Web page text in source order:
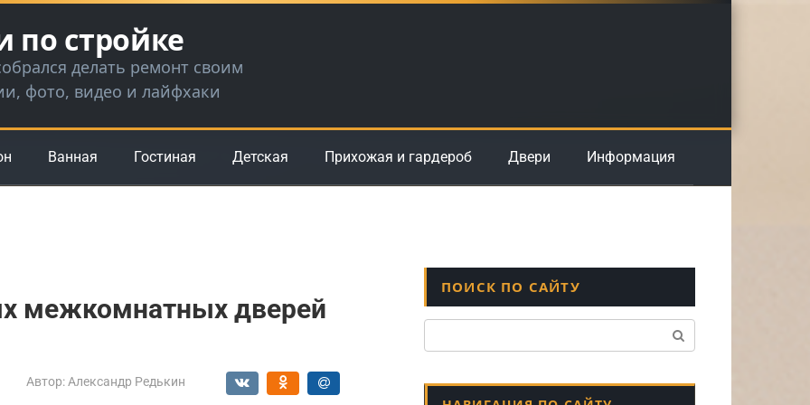
по стройке
делать ремонт своим
фото, видео и лайфхаки
Ванная Гостиная Детская Прихожая и гардероб Двери Информация
межкомнатных дверей
Автор: Александр Редькин
ПОИСК ПО САЙТУ